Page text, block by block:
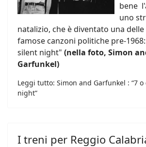
bene
uno
natalizio, che è diventato una delle
famose canzoni politiche pre-
silent night" (nella foto, Simon
Garfunkel)
Leggi tutto: Simon and Garfunkel : “7
night”
I treni per Reggio